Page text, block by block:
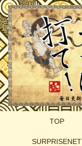
TOP
SURPRISENET